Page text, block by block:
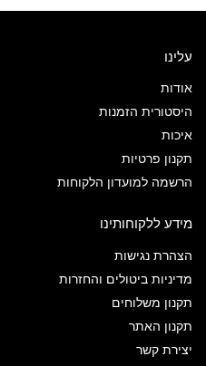
עלינו
אודות
היסטורית הזמנות
איכות
תקנון פרטיות
הרשמה למועדון הלקוחות
מידע ללקוחותינו
הצהרת נגישות
מדיניות ביטולים והחזרות
תקנון משלוחים
תקנון האתר
יצירת קשר